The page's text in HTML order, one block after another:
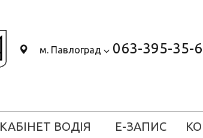
м. Павлоград 063-395-35-
КАБІНЕТ ВОДІЯ Е-ЗАПИС